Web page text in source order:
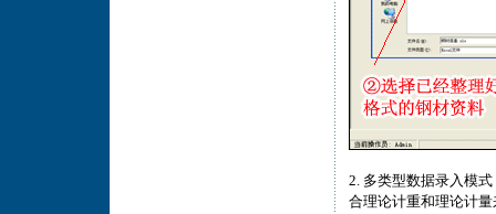
2. 多类型数据录入模
合理论计重和理论计